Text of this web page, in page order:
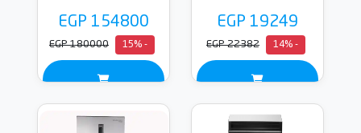
EGP 19249
- 14%
EGP 22382
EGP 154800
- 15%
EGP 180000